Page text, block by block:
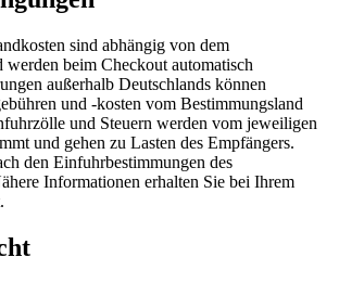
sind abhängig von dem
werden beim Checkout automatisch
außerhalb Deutschlands können
und -kosten vom Bestimmungsland
und Steuern werden vom jeweiligen
und gehen zu Lasten des Empfängers.
den Einfuhrbestimmungen des
Informationen erhalten Sie bei Ihrem